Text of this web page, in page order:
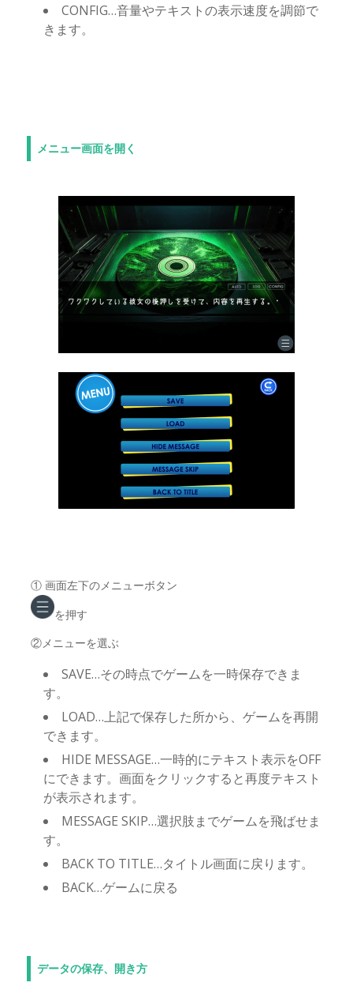
CONFIG…音量やテキストの表示速度を調節で
きます。
メニュー画面を開く
① 画面左下のメニューボタン
を押す
②メニューを選ぶ
SAVE…その時点でゲームを一時保存できま
す。
LOAD…上記で保存した所から、ゲームを再開
できます。
HIDE MESSAGE…一時的にテキスト表示をOFF
にできます。画面をクリックすると再度テキスト
が表示されます。
MESSAGE SKIP…選択肢までゲームを飛ばせま
す。
BACK TO TITLE…タイトル画面に戻ります。
BACK…ゲームに戻る
データの保存、開き方